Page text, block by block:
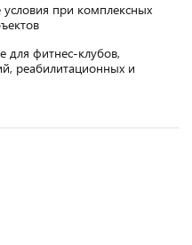
при комплексных
для фитнес-клубов,
реабилитационных и